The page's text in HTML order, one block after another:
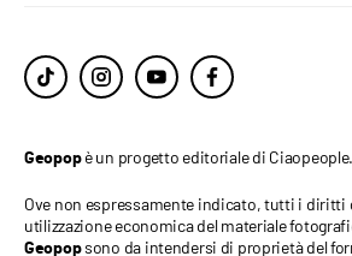
Geopopè un progetto editoriale di Ciaopeople.
Ove non espressamente indicato, tutti i
utilizzazione economica del materiale
Geopopsono da intendersi di proprietà del